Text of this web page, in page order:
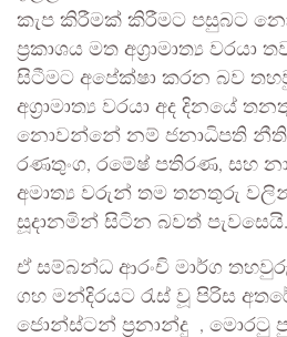
කැප කිරීමක් කිරීමට පසුබට
ප්‍රකාශය මත අග්‍රාමාත්‍ය වරයා
සිටීමට අපේක්ෂා කරන බව
අග්‍රාමාත්‍ය වරයා අද දිනයේ
නොවන්නේ නම් ජනාධිපති
රණතුංග, රමේෂ් පතිරණ, සහ
අමාත්‍ය වරුන් තම තනතුරු
සූදානමින් සිටින බවත් පැවසෙයි.
ඒ සම්බන්ධ ආරංචි මාර්ග
ගහ මන්දිරයට රැස් වූ පිරිස
ජොන්ස්ටන් ප්‍රනාන්දු , මොරටු